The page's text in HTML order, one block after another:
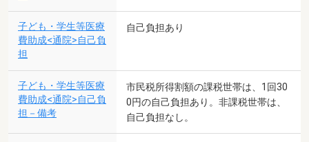
子ども・学生等医療
費助成<通院>自己負
担
自己負担あり
子ども・学生等医療
費助成<通院>自己負
担－備考
市民税所得割額の課税世帯は、1回30
0円の自己負担あり。非課税世帯は、
自己負担なし。